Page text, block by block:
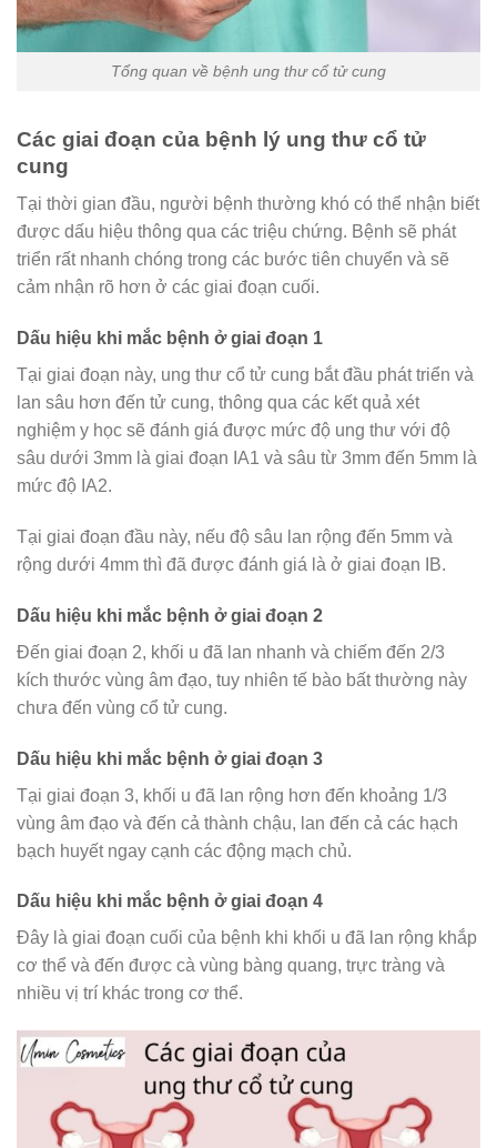
Tổng quan về bệnh ung thư cổ tử cung
Các giai đoạn của bệnh lý ung thư cổ tử
cung
Tại thời gian đầu, người bệnh thường khó có thể nhận biết
được dấu hiệu thông qua các triệu chứng. Bệnh sẽ phát
triển rất nhanh chóng trong các bước tiên chuyển và sẽ
cảm nhận rõ hơn ở các giai đoạn cuối.
Dấu hiệu khi mắc bệnh ở giai đoạn 1
Tại giai đoạn này, ung thư cổ tử cung bắt đầu phát triển và
lan sâu hơn đến tử cung, thông qua các kết quả xét
nghiệm y học sẽ đánh giá được mức độ ung thư với độ
sâu dưới 3mm là giai đoạn IA1 và sâu từ 3mm đến 5mm là
mức độ IA2.
Tại giai đoạn đầu này, nếu độ sâu lan rộng đến 5mm và
rộng dưới 4mm thì đã được đánh giá là ở giai đoạn IB.
Dấu hiệu khi mắc bệnh ở giai đoạn 2
Đến giai đoạn 2, khối u đã lan nhanh và chiếm đến 2/3
kích thước vùng âm đạo, tuy nhiên tế bào bất thường này
chưa đến vùng cổ tử cung.
Dấu hiệu khi mắc bệnh ở giai đoạn 3
Tại giai đoạn 3, khối u đã lan rộng hơn đến khoảng 1/3
vùng âm đạo và đến cả thành chậu, lan đến cả các hạch
bạch huyết ngay cạnh các động mạch chủ.
Dấu hiệu khi mắc bệnh ở giai đoạn 4
Đây là giai đoạn cuối của bệnh khi khối u đã lan rộng khắp
cơ thể và đến được cà vùng bàng quang, trực tràng và
nhiều vị trí khác trong cơ thể.